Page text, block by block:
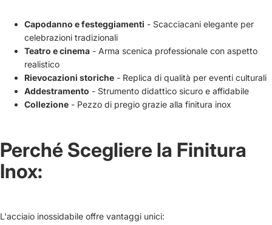
Capodanno e festeggiamenti - Scacciacani elegante per
celebrazioni tradizionali
Teatro e cinema - Arma scenica professionale con aspetto
realistico
Rievocazioni storiche - Replica di qualità per eventi culturali
Addestramento - Strumento didattico sicuro e affidabile
Collezione - Pezzo di pregio grazie alla finitura inox
Perché Scegliere la Finitura
Inox:
L'acciaio inossidabile offre vantaggi unici: